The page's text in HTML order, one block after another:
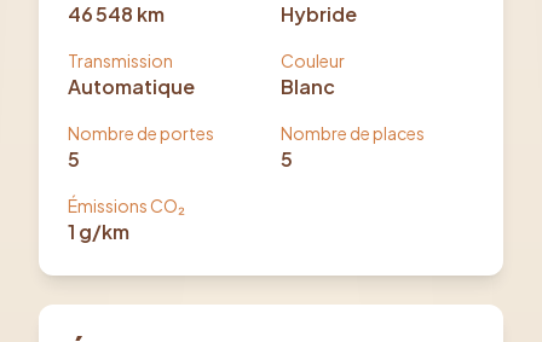
46 548 km Hybride
Transmission
Automatique
Couleur
Blanc
Nombre de portes
5
Nombre de places
5
Émissions CO₂
1 g/km